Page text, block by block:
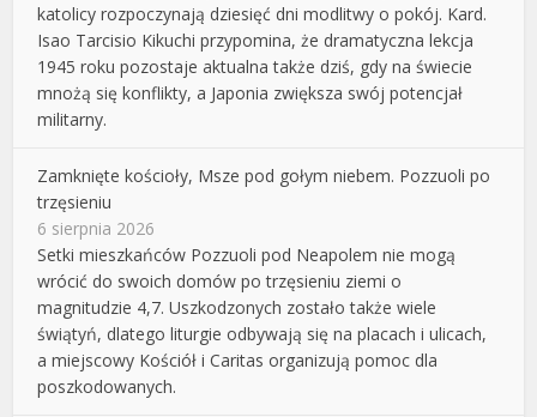
katolicy rozpoczynają dziesięć dni modlitwy o pokój. Kard.
Isao Tarcisio Kikuchi przypomina, że dramatyczna lekcja
1945 roku pozostaje aktualna także dziś, gdy na świecie
mnożą się konflikty, a Japonia zwiększa swój potencjał
militarny.
Zamknięte kościoły, Msze pod gołym niebem. Pozzuoli po
trzęsieniu
6 sierpnia 2026
Setki mieszkańców Pozzuoli pod Neapolem nie mogą
wrócić do swoich domów po trzęsieniu ziemi o
magnitudzie 4,7. Uszkodzonych zostało także wiele
świątyń, dlatego liturgie odbywają się na placach i ulicach,
a miejscowy Kościół i Caritas organizują pomoc dla
poszkodowanych.